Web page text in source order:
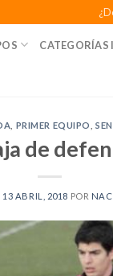
CATEGORÍAS
PRIMER EQUIPO ,
de
13 ABRIL, 2018 POR